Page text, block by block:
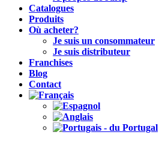
Catalogues
Produits
Où acheter?
Je suis un consommateur
Je suis distributeur
Franchises
Blog
Contact